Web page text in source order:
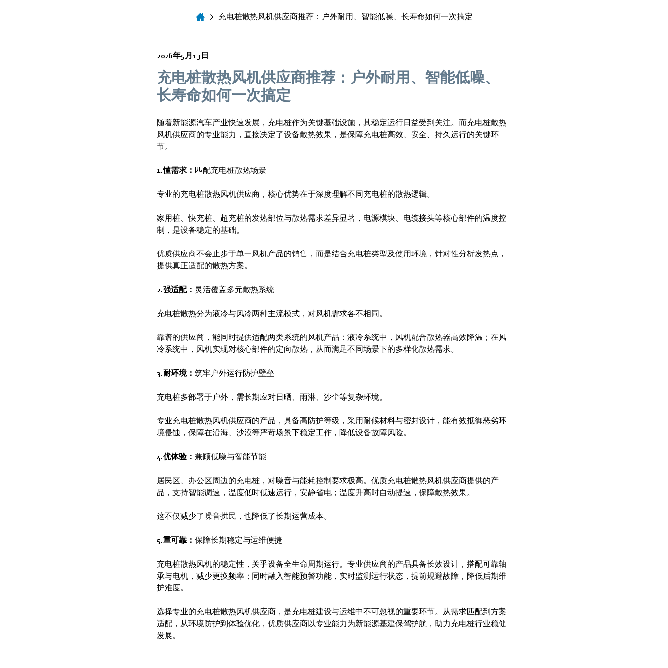
充电桩散热风机供应商推荐：户外耐用、智能低噪、长寿命如何一次搞定
2026年5月13日
充电桩散热风机供应商推荐：户外耐用、智能低噪、
长寿命如何一次搞定
随着新能源汽车产业快速发展，充电桩作为关键基础设施，其稳定运行日益受到关注。而充电桩散热
风机供应商的专业能力，直接决定了设备散热效果，是保障充电桩高效、安全、持久运行的关键环
节。
1.懂需求： 匹配充电桩散热场景
专业的充电桩散热风机供应商，核心优势在于深度理解不同充电桩的散热逻辑。
家用桩、快充桩、超充桩的发热部位与散热需求差异显著，电源模块、电缆接头等核心部件的温度控
制，是设备稳定的基础。
优质供应商不会止步于单一风机产品的销售，而是结合充电桩类型及使用环境，针对性分析发热点，
提供真正适配的散热方案。
2.强适配： 灵活覆盖多元散热系统
充电桩散热分为液冷与风冷两种主流模式，对风机需求各不相同。
靠谱的供应商，能同时提供适配两类系统的风机产品：液冷系统中，风机配合散热器高效降温；在风
冷系统中，风机实现对核心部件的定向散热，从而满足不同场景下的多样化散热需求。
3.耐环境： 筑牢户外运行防护壁垒
充电桩多部署于户外，需长期应对日晒、雨淋、沙尘等复杂环境。
专业充电桩散热风机供应商的产品，具备高防护等级，采用耐候材料与密封设计，能有效抵御恶劣环
境侵蚀，保障在沿海、沙漠等严苛场景下稳定工作，降低设备故障风险。
4.优体验： 兼顾低噪与智能节能
居民区、办公区周边的充电桩，对噪音与能耗控制要求极高。优质充电桩散热风机供应商提供的产
品，支持智能调速，温度低时低速运行，安静省电；温度升高时自动提速，保障散热效果。
这不仅减少了噪音扰民，也降低了长期运营成本。
5.重可靠： 保障长期稳定与运维便捷
充电桩散热风机的稳定性，关乎设备全生命周期运行。专业供应商的产品具备长效设计，搭配可靠轴
承与电机，减少更换频率；同时融入智能预警功能，实时监测运行状态，提前规避故障，降低后期维
护难度。
选择专业的充电桩散热风机供应商，是充电桩建设与运维中不可忽视的重要环节。从需求匹配到方案
适配，从环境防护到体验优化，优质供应商以专业能力为新能源基建保驾护航，助力充电桩行业稳健
发展。